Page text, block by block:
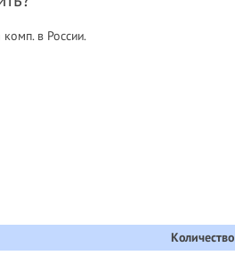
в России.
Количество